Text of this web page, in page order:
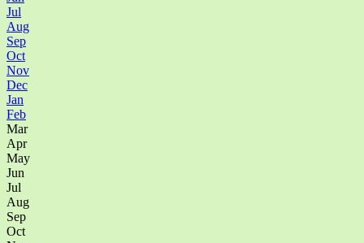
Jul
Aug
Sep
Oct
Nov
Dec
Jan
Feb
Mar
Apr
May
Jun
Jul
Aug
Sep
Oct